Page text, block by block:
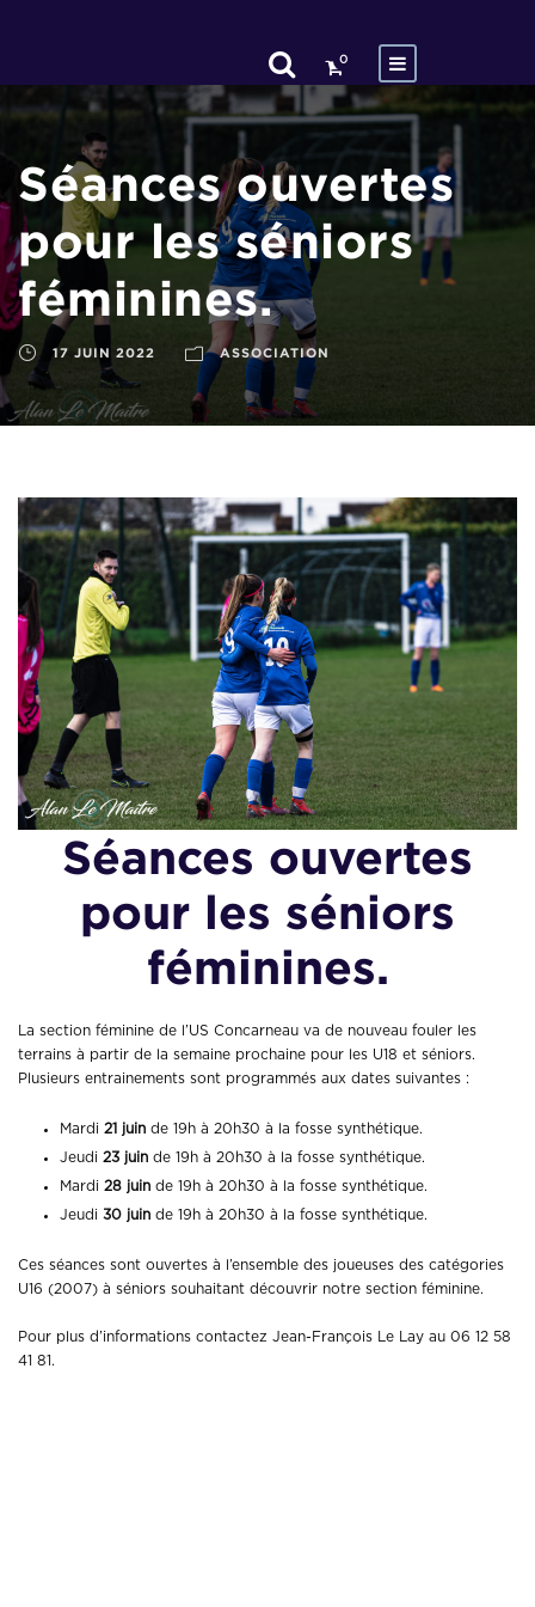
0
Séances ouvertes
pour les séniors
féminines.
17 JUIN 2022 ASSOCIATION
Séances ouvertes
pour les séniors
féminines.
La section féminine de l’US Concarneau va de nouveau fouler les
terrains à partir de la semaine prochaine pour les U18 et séniors.
Plusieurs entrainements sont programmés aux dates suivantes :
Mardi 21 juin de 19h à 20h30 à la fosse synthétique.
Jeudi 23 juin de 19h à 20h30 à la fosse synthétique.
Mardi 28 juin de 19h à 20h30 à la fosse synthétique.
Jeudi 30 juin de 19h à 20h30 à la fosse synthétique.
Ces séances sont ouvertes à l’ensemble des joueuses des catégories
U16 (2007) à séniors souhaitant découvrir notre section féminine.
Pour plus d’informations contactez Jean-François Le Lay au 06 12 58
41 81.